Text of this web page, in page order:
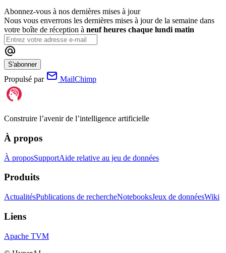
Abonnez-vous à nos dernières mises à jour
Nous vous enverrons les dernières mises à jour de la semaine dans
votre boîte de réception à neuf heures chaque lundi matin
S'abonner
Propulsé par MailChimp
Construire l’avenir de l’intelligence artificielle
À propos
À proposSupportAide relative au jeu de données
Produits
ActualitésPublications de rechercheNotebooksJeux de donnéesWiki
Liens
Apache TVM